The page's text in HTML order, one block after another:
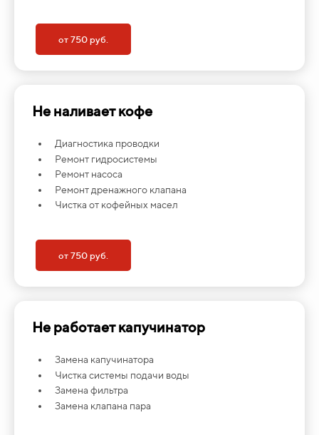
от 750 руб.
Не наливает кофе
Диагностика проводки
Ремонт гидросистемы
Ремонт насоса
Ремонт дренажного клапана
Чистка от кофейных масел
от 750 руб.
Не работает капучинатор
Замена капучинатора
Чистка системы подачи воды
Замена фильтра
Замена клапана пара